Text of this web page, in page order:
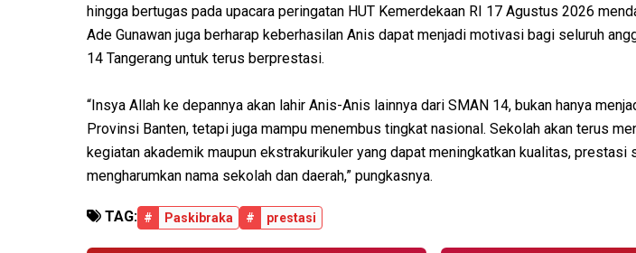
hingga bertugas pada upacara peringatan HUT Kemerdekaan RI 17 Agustus 2026
Ade Gunawan juga berharap keberhasilan Anis dapat menjadi motivasi bagi seluruh
14 Tangerang untuk terus berprestasi.
“Insya Allah ke depannya akan lahir Anis-Anis lainnya dari SMAN 14, bukan hanya
Provinsi Banten, tetapi juga mampu menembus tingkat nasional. Sekolah akan terus
kegiatan akademik maupun ekstrakurikuler yang dapat meningkatkan kualitas, prestasi
mengharumkan nama sekolah dan daerah,” pungkasnya.
TAG: # Paskibraka # prestasi